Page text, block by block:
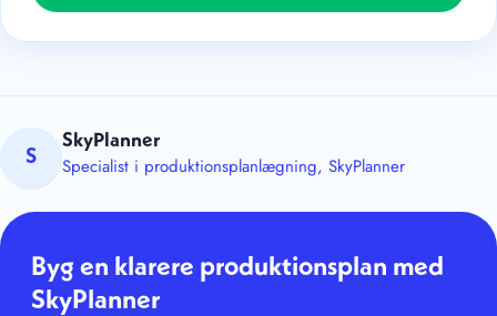
S
SkyPlanner
Specialist i produktionsplanlægning, SkyPlanner
Byg en klarere produktionsplan med
SkyPlanner